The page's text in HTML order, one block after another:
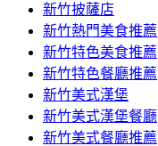
新竹披薩店
新竹熱門美食推薦
新竹特色美食推薦
新竹特色餐廳推薦
新竹美式漢堡
新竹美式漢堡餐廳
新竹美式餐廳推薦